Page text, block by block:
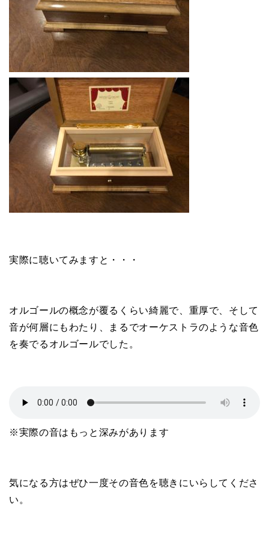
実際に聴いてみますと・・・
オルゴールの概念が覆るくらい綺麗で、重厚で、そして
音が何層にもわたり、まるでオーケストラのような音色
を奏でるオルゴールでした。
※実際の音はもっと深みがあります
気になる方はぜひ一度その音色を聴きにいらしてくださ
い。